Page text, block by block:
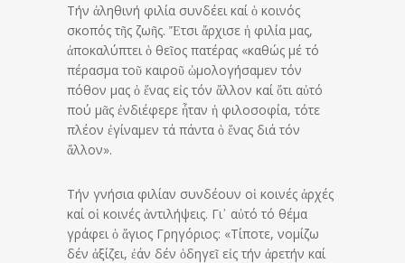
Τήν ἀληθινή φιλία συνδέει καί ὁ κοινός
σκοπός τῆς ζωῆς. Ἔτσι ἄρχισε ἡ φιλία μας,
ἀποκαλύπτει ὁ θεῖος πατέρας «καθώς μέ τό
πέρασμα τοῦ καιροῦ ὡμολογήσαμεν τόν
πόθον μας ὁ ἕνας εἰς τόν ἄλλον καί ὅτι αὐτό
πού μᾶς ἐνδιέφερε ἦταν ἡ φιλοσοφία, τότε
πλέον ἐγίναμεν τά πάντα ὁ ἕνας διά τόν
ἄλλον».
Τήν γνήσια φιλίαν συνδέουν οἱ κοινές ἀρχές
καί οἱ κοινές ἀντιλήψεις. Γι᾽ αὐτό τό θέμα
γράφει ὁ ἅγιος Γρηγόριος: «Τίποτε, νομίζω
δέν ἀξίζει, ἐάν δέν ὁδηγεῖ εἰς τήν ἀρετήν καί